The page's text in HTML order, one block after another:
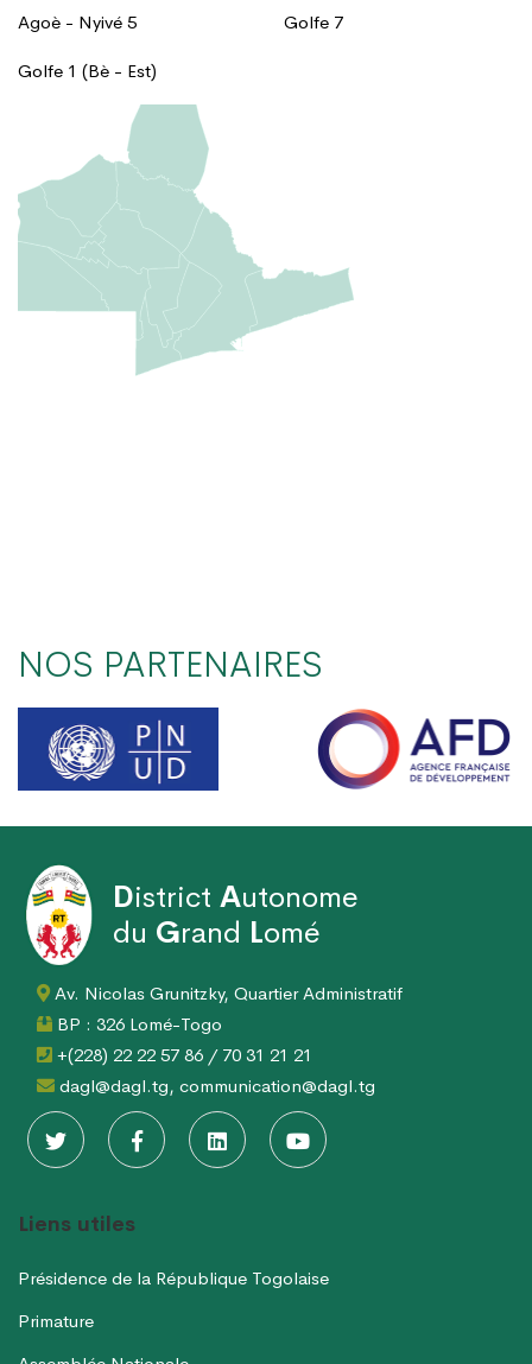
Agoè - Nyivé 5
Golfe 1 (Bè - Est)
Golfe 7
NOS PARTENAIRES
District Autonome
du Grand Lomé
Av. Nicolas Grunitzky, Quartier Administratif
BP : 326 Lomé-Togo
+(228) 22 22 57 86 / 70 31 21 21
dagl@dagl.tg, communication@dagl.tg
Liens utiles
Présidence de la République Togolaise
Primature